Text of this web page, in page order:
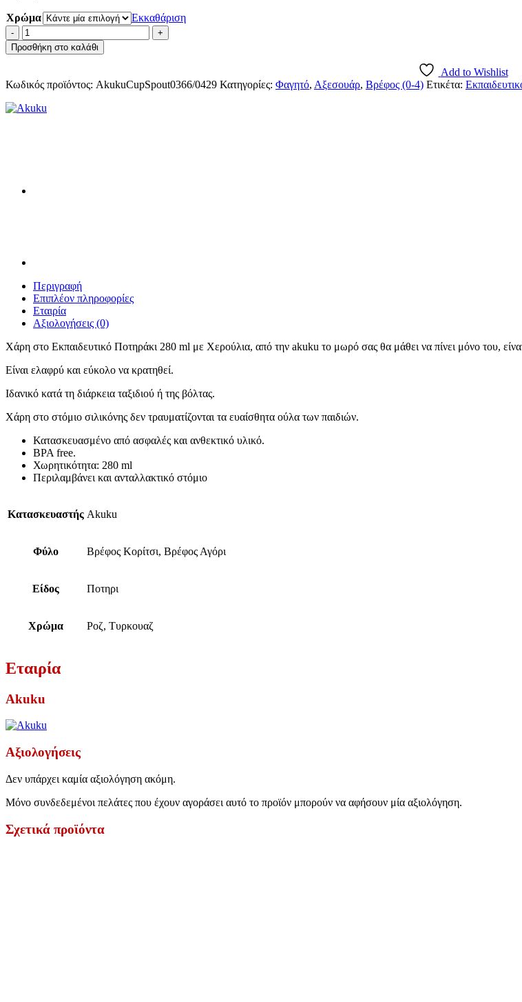
Χρώμα
Εκκαθάριση
Akuku
Cup
w/
Spout
Εκπαιδευτικό
Προσθήκη στο καλάθι
Add to Wishlist
Κωδικός προϊόντος: AkukuCupSpout0366/0429 Κατηγορίες: Φαγητό, Αξεσουάρ, Βρέφος (0-4) Ετικέτα:
Περιγραφή
Επιπλέον πληροφορίες
Εταιρία
Αξιολογήσεις (0)
Χάρη στο Εκπαιδευτικό Ποτηράκι 280 ml με Χερούλια, από την akuku το μωρό σας θα μάθει να πίνει μόνο του,
Είναι ελαφρύ και εύκολο να κρατηθεί.
Ιδανικό κατά τη διάρκεια ταξιδιού ή της βόλτας.
Χάρη στο στόμιο σιλικόνης δεν τραυματίζονται τα ευαίσθητα ούλα των παιδιών.
Κατασκευασμένο από ασφαλές και ανθεκτικό υλικό.
BPA free.
Χωρητικότητα: 280 ml
Περιλαμβάνει και ανταλλακτικό στόμιο
Κατασκευαστής Akuku
Φύλο Βρέφος Κορίτσι, Βρέφος Αγόρι
Είδος Ποτηρι
Χρώμα Ροζ, Τυρκουαζ
Εταιρία
Akuku
Αξιολογήσεις
Δεν υπάρχει καμία αξιολόγηση ακόμη.
Μόνο συνδεδεμένοι πελάτες που έχουν αγοράσει αυτό το προϊόν μπορούν να αφήσουν μία αξιολόγηση.
Σχετικά προϊόντα